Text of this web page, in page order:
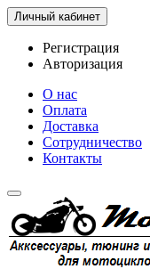
Личный кабинет
Регистрация
Авторизация
О нас
Оплата
Доставка
Сотрудничество
Контакты